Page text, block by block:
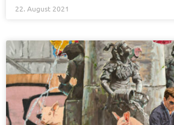
22. August 2021